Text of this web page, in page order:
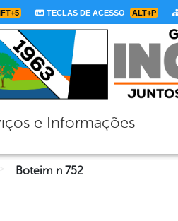
TECLAS DE ACESSO ALT+P
principal de navegação
e Informações
Boteim n 752